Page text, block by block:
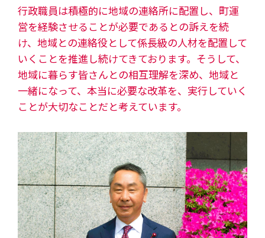
行政職員は積極的に地域の連絡所に配置し、町運
営を経験させることが必要であるとの訴えを続
け、地域との連絡役として係長級の人材を配置して
いくことを推進し続けてきております。そうして、
地域に暮らす皆さんとの相互理解を深め、地域と
一緒になって、本当に必要な改革を、実行していく
ことが大切なことだと考えています。